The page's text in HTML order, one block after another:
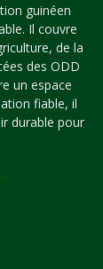
guinéen
Il couvre
de la
des ODD
un espace
fiable, il
durable pour